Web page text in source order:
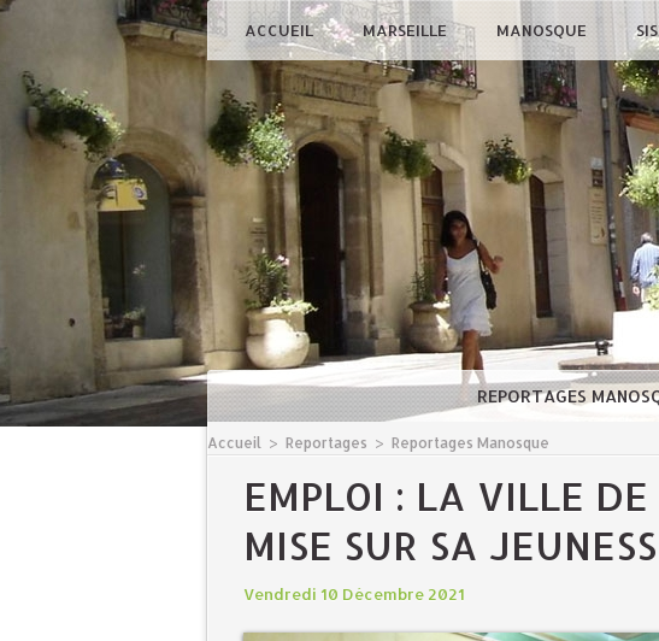
ACCUEIL MARSEILLE MANOSQUE
REPORTAGES
Accueil > Reportages > Reportages Manosque
EMPLOI : LA VILLE DE
MISE SUR SA
Vendredi 10 Décembre 2021